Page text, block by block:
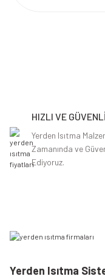
Ürün bilgilerinde
Ürün fiyatı diğer
Bu ürüne benzer
HIZLI VE
Yerden Isıtma
Zamanında ve
Ediyoruz.
Yerden Isıtma